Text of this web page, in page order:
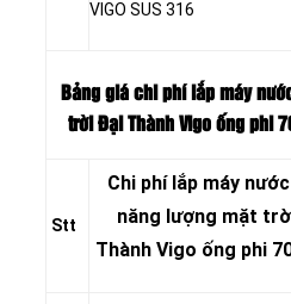
VIGO SUS 316
Bảng giá chi phí lắp máy
trời Đại Thành Vigo ống phi
Stt
Chi phí lắp máy
năng lượng mặt
Thành Vigo ống phi